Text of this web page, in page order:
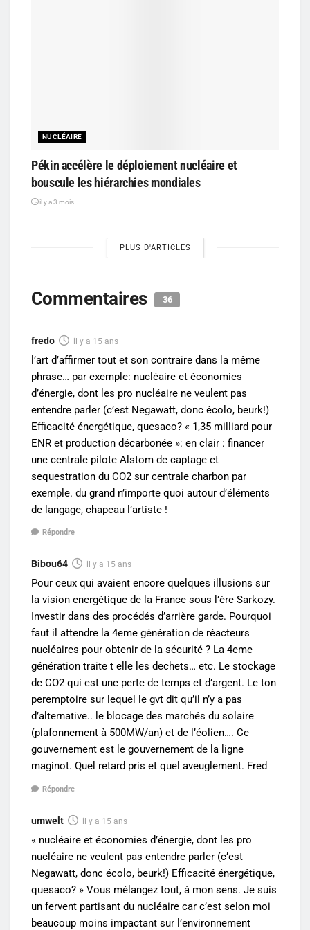
NUCLÉAIRE
Pékin accélère le déploiement nucléaire et
bouscule les hiérarchies mondiales
il y a 3 mois
PLUS D'ARTICLES
Commentaires 36
fredo il y a 15 ans
l’art d’affirmer tout et son contraire dans la même
phrase… par exemple: nucléaire et économies
d’énergie, dont les pro nucléaire ne veulent pas
entendre parler (c’est Negawatt, donc écolo, beurk!)
Efficacité énergétique, quesaco? « 1,35 milliard pour
ENR et production décarbonée »: en clair : financer
une centrale pilote Alstom de captage et
sequestration du CO2 sur centrale charbon par
exemple. du grand n’importe quoi autour d’éléments
de langage, chapeau l’artiste !
Répondre
Bibou64 il y a 15 ans
Pour ceux qui avaient encore quelques illusions sur
la vision energétique de la France sous l’ère Sarkozy.
Investir dans des procédés d’arrière garde. Pourquoi
faut il attendre la 4eme génération de réacteurs
nucléaires pour obtenir de la sécurité ? La 4eme
génération traite t elle les dechets… etc. Le stockage
de CO2 qui est une perte de temps et d’argent. Le ton
peremptoire sur lequel le gvt dit qu’il n’y a pas
d’alternative.. le blocage des marchés du solaire
(plafonnement à 500MW/an) et de l’éolien…. Ce
gouvernement est le gouvernement de la ligne
maginot. Quel retard pris et quel aveuglement. Fred
Répondre
umwelt il y a 15 ans
« nucléaire et économies d’énergie, dont les pro
nucléaire ne veulent pas entendre parler (c’est
Negawatt, donc écolo, beurk!) Efficacité énergétique,
quesaco? » Vous mélangez tout, à mon sens. Je suis
un fervent partisant du nucléaire car c’est selon moi
beaucoup moins impactant sur l’environnement